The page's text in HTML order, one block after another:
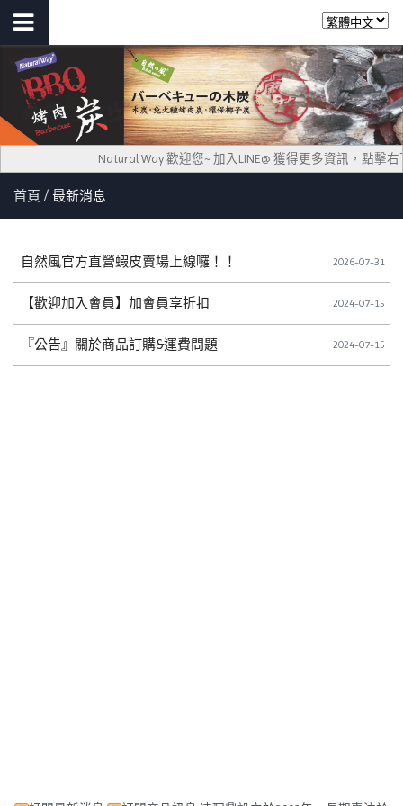
Natural Way 歡迎您~ 加入LINE@ 獲得更多資訊，點擊
首頁 最新消息
2026-07-31
自然風官方直營蝦皮賣場上線囉！！
2024-07-15
【歡迎加入會員】加會員享折扣
2024-07-15
『公告』關於商品訂購&運費問題